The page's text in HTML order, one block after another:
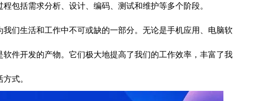
包括需求分析、设计、编码、测试和维护等多个阶段。
们生活和工作中不可或缺的一部分。无论是手机应用、电脑软
件开发的产物。它们极大地提高了我们的工作效率，丰富了我
式。